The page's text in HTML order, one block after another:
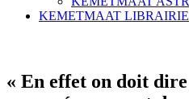
KEMETMAAT LIBRAIRIE
« En effet on doit